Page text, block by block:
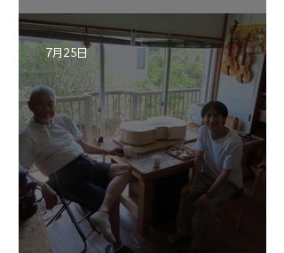
7月25日